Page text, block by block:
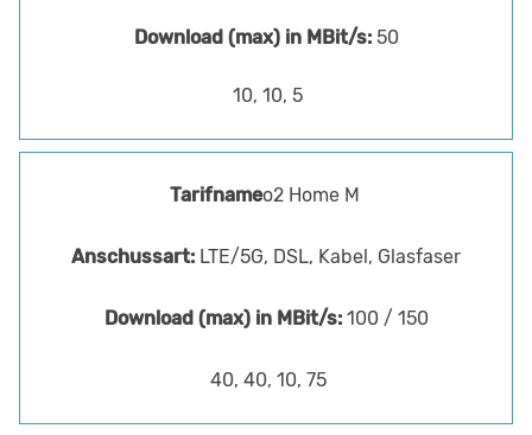
50
10, 10, 5
o2 Home M
LTE/5G, DSL, Kabel, Glasfaser
100 / 150
40, 40, 10, 75